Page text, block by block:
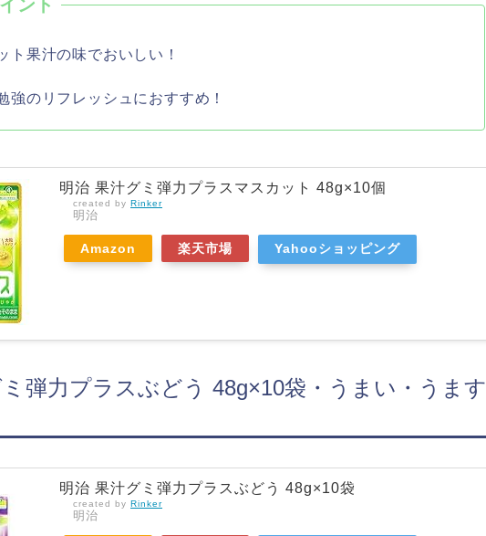
ト果汁の味でおいしい！
強のリフレッシュにおすすめ！
明治 果汁グミ弾力プラスマスカット 48g×10個
created by Rinker
明治
Amazon 楽天市場 Yahooショッピング
弾力プラスぶどう 48g×10袋・うまい・うます
明治 果汁グミ弾力プラスぶどう 48g×10袋
created by Rinker
明治